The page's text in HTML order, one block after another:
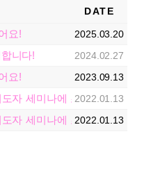
DATE
요! 2025.03.20
니다! 2024.02.27
요! 2023.09.13
자 세미나에 초대합니다!
2022.01.13
자 세미나에 초대합니다!
2022.01.13